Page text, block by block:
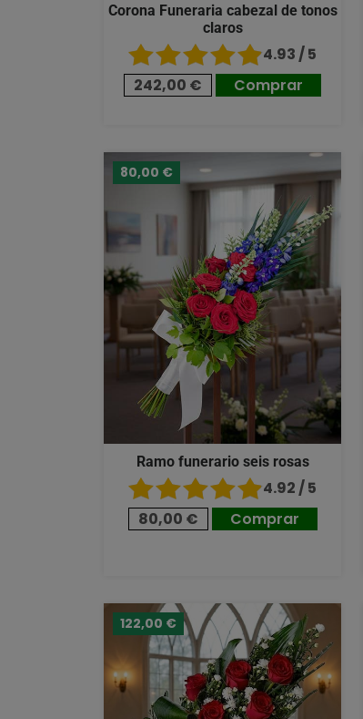
Corona Funeraria cabezal de tonos
claros
4.93 / 5
242,00 €
Comprar
80,00 €
Ramo funerario seis rosas
4.92 / 5
80,00 €
Comprar
122,00 €